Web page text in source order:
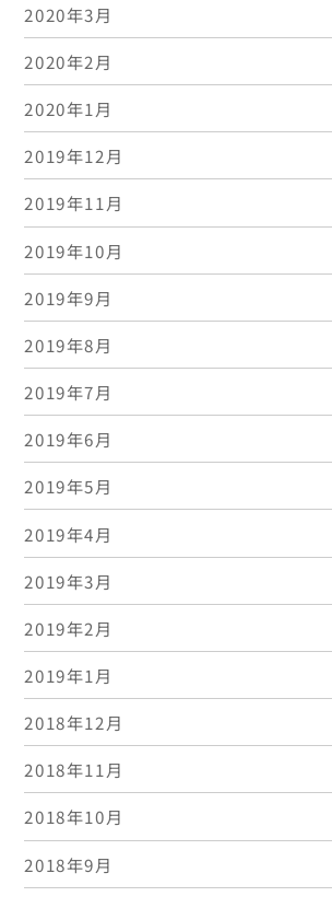
2020年3月
2020年2月
2020年1月
2019年12月
2019年11月
2019年10月
2019年9月
2019年8月
2019年7月
2019年6月
2019年5月
2019年4月
2019年3月
2019年2月
2019年1月
2018年12月
2018年11月
2018年10月
2018年9月